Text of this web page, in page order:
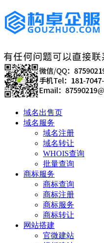
域名出售页
域名服务
域名注册
域名转让
WHOIS查询
批量查询
商标服务
商标查询
商标注册
商标服务
商标转让
网站搭建
官微建站